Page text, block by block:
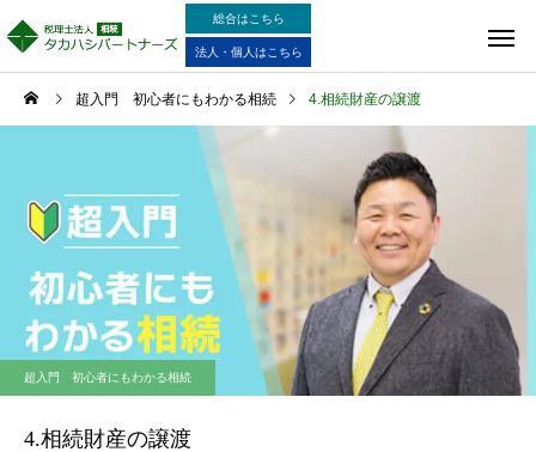
総合はこちら
法人・個人はこちら
超入門 初心者にもわかる相続 4.相続財産の譲渡
超入門 初心者にもわかる相続
4.相続財産の譲渡